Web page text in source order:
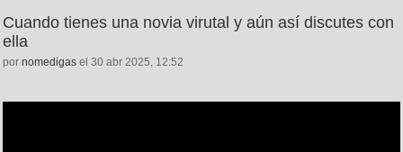
Cuando tienes una novia virutal y aún así discutes con
ella
por nomedigas el 30 abr 2025, 12:52